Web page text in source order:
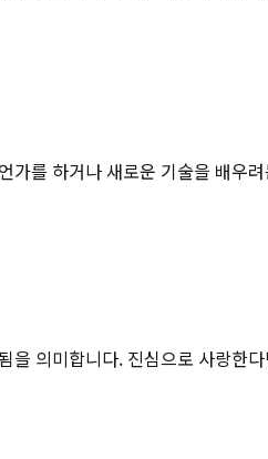
가를 하거나 새로운 기술을 배우
을 의미합니다. 진심으로 사랑한